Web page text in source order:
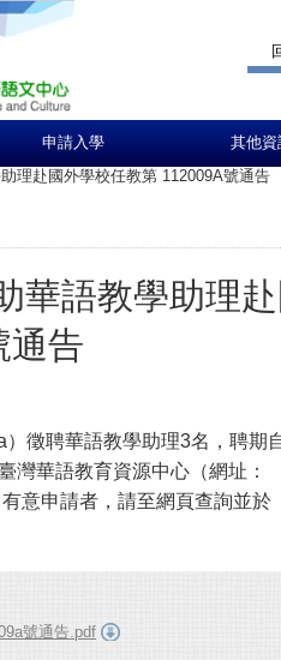
申請入學 其他資
理赴國外學校任教第 112009A號通告
華語教學助理赴
通告
徵聘華語教學助理3名，聘期
灣華語教育資源中心（網址：
意申請者，請至網頁查詢並於
號通告.pdf